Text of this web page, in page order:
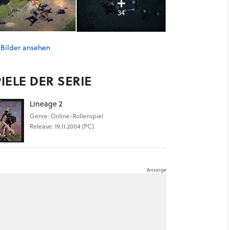
34
ansehen
DER SERIE
Lineage 2
Genre: Online-Rollenspiel
Release: 19.11.2004 (PC)